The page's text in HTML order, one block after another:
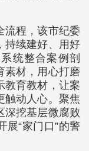
流程，该市纪委
持续建好、用好
统整合案例剖
素材，用心打磨
教育教材，让案
触动人心。聚焦
深挖基层微腐败
展“家门口”的警